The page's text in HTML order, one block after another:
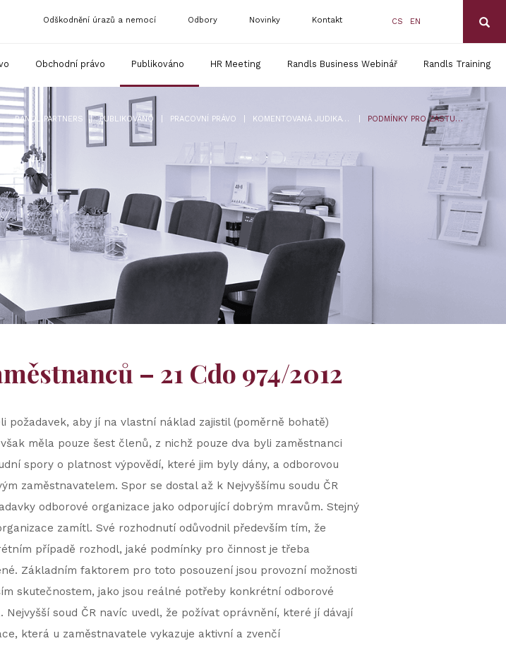
CS EN
Odškodnění úrazů a nemocí Odbory Novinky Kontakt
Obchodní právo Publikováno HR Meeting Randls Business Webinář Randls Training
RANDL PARTNERS | PUBLIKOVÁNO PRACOVNÍ PRÁVO KOMENTOVANÁ JUDIKATURA PODMÍNKY PRO ZÁSTUPCE ZAMĚSTNANCŮ – 21 CDO 974/2012
– 21 Cdo 974/2012
požadavek, aby jí na vlastní náklad zajistil (poměrně bohatě)
měla pouze šest členů, z nichž pouze dva byli zaměstnanci
spory o platnost výpovědí, které jim byly dány, a odborovou
zaměstnavatelem. Spor se dostal až k Nejvyššímu soudu ČR
odborové organizace jako odporující dobrým mravům. Stejný
zamítl. Své rozhodnutí odůvodnil především tím, že
případě rozhodl, jaké podmínky pro činnost je třeba
Základním faktorem pro toto posouzení jsou provozní možnosti
skutečnostem, jako jsou reálné potřeby konkrétní odborové
soud ČR navíc uvedl, že požívat oprávnění, které jí dávají
která u zaměstnavatele vykazuje aktivní a zvenčí